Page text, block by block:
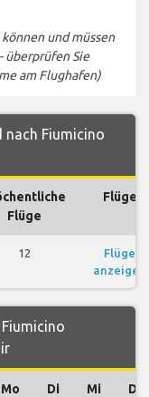
und müssen
überprüfen Sie
am Flughafen)
nach Fiumicino
Flüge
Flüge
12
Flüge
anzeigen
Mo Di Mi Do